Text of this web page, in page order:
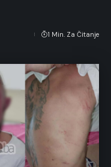
1 Min. Za Čitanje